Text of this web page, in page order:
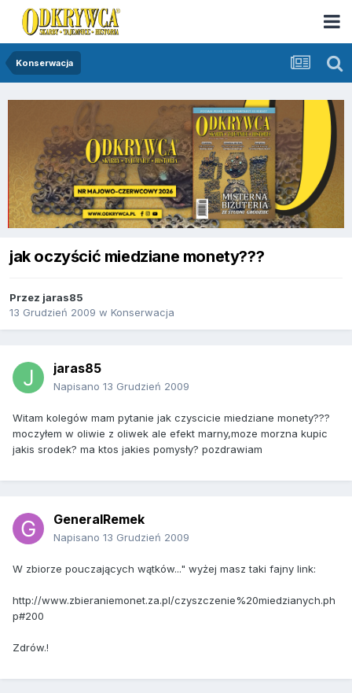
Konserwacja
jak oczyścić miedziane monety???
Przez jaras85
13 Grudzień 2009 w Konserwacja
jaras85
Napisano 13 Grudzień 2009
Witam kolegów mam pytanie jak czyscicie miedziane monety???
moczyłem w oliwie z oliwek ale efekt marny,moze morzna kupic
jakis srodek? ma ktos jakies pomysły? pozdrawiam
GeneralRemek
Napisano 13 Grudzień 2009
W zbiorze pouczających wątków..." wyżej masz taki fajny link:
http://www.zbieraniemonet.za.pl/czyszczenie%20miedzianych.ph
p#200
Zdrów.!